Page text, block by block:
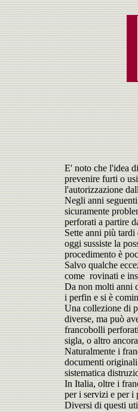
E' noto che l'idea
prevenire furti o
l'autorizzazione
Negli anni
sicuramente
perforati a partire
Sette anni più
oggi sussiste la
procedimento è
Salvo qualche
come rovinati e
Da non molti anni
i perfin e si è
Una collezione di
diverse, ma può
francobolli
sigla, o altro
Naturalmente i
documenti
sistematica
In Italia, oltre i
per i servizi e per i
Diversi di questi